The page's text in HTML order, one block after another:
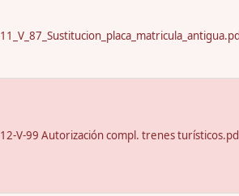
12-V-99 Autorización compl. trenes